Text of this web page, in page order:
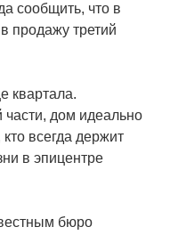
сообщить, что в
продажу третий
квартала.
дом идеально
всегда держит
в эпицентре
бюро